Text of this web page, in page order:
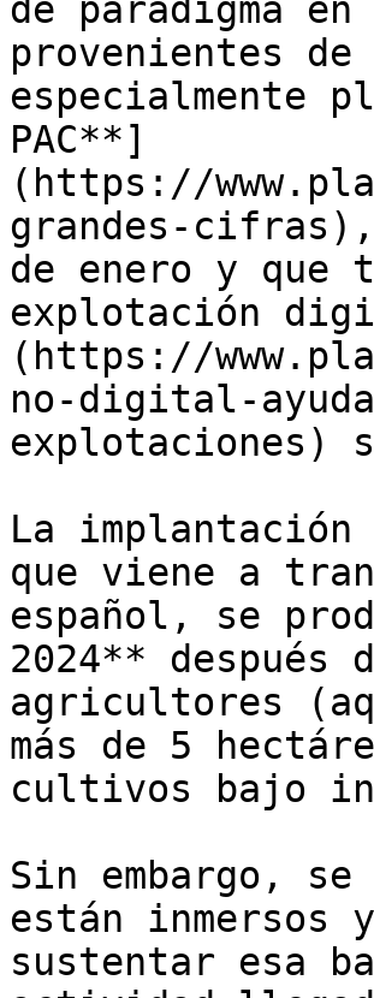
de paradigma
provenientes
especialmente
PAC**]
(https://
grandes-
de enero y que
explotación
(https://
no-digital-
explotaciones)
La
que viene a
español, se
2024**
agricultores
más de 5
cultivos bajo
Sin embargo,
están inmersos
sustentar esa